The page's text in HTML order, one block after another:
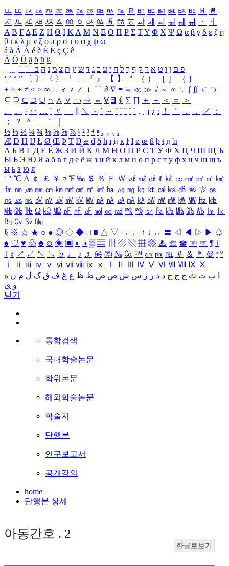
ㅥ ㅦ ㅧ ㅨ ㅩ ㅪ ㅫ ㅬ ㅭ ㅮ ㅯ ㅰ ㅱ ㅲ ㅳ ㅴ ㅵ ㅶ ㅷ ㅸ
ㅹ
ㅺ ㅻ ㅼ ㅽ ㅾ ㅿ ㆀ ㆁ ㆂ ㆃ ㆄ ㆅ ㆆ ㆇ ㆈ ㆉ ㆊ ㆋ ㆌ ㆍ
ㆎ
Α Β ΓΔ Ε Ζ Η Θ Ι ΚΛ Μ Ν Ξ Ο Π Ρ Σ ΤΥ Φ Χ Ψ Ω α β γ δ ε ζ η
θ ι κ λ μ ν ξ ο π ρ σ τ υ φ χ ψ ω
á à Á À é è É È ç Ç ê
Ä Ö Ü ä ö ü ß
ִֶֹ ֻּ ׁׂ פ ם ן ו ט א ר ק ף ך ל ח י ע כ ג ד ש ץ ת צ מ נ ה ב
‘ ’ “ ” 〔 〕 〈 〉 「 」 『 』 【 】 ＂ （ ） ［ ］ ｛ ｝
± × ÷ ≠ ≤ ≥ ∞ ∴ ♂ ♀ ∠ ⊥ ⌒ ∂ ∇ ≡ ≒ ≪ ≫ √ ∽ ∝ ∵ ∫ ∬ ∈ ∋
⊆ ⊇ ⊂ ⊃ ∪ ∩ ∧ ∨ ￢ ⇒ ⇔ ∀ ∃ ∮ ∑ ∏ ＋ － ＜ ＝
＞
、
。 · ‥ … ¨ 〃 ― ＼ ∼ ´ ～ ˇ ˘ ˝ ˚ ˙ ¸ ¡ ¿ ː ！ ＇ ， ． ／
：
；
？ ＾ ｀
½ ⅓ ⅔ ¼ ¾ ⅛ ⅜ ⅝ ⅞ ¹ ² ³ ⁴ ⁿ ₁ ₂ ₃ ₄
Æ Ð Ħ Ĳ Ł Ø Œ Þ Ŧ Ŋ æ đ ð ħ ı ĳ ĸ ŀ ł ø œ ß þ ŧ ŋ ŉ
А Б В Г Д Е Ё Ж З И Й К Л М Н О П Р С Т У Ф Х Ц Ч Ш Щ Ъ
Ы Ь Э Ю Я а б в г д е ё ж з и й к л м н о п р с т у ф х ц ч ш щ ъ
ы ь э ю я
′ ″ ℃ Å ￠ ￡ ￥ ¤ ℉ ‰ ＄ ％ Ｆ ￦ ㎕ ㎖ ㎗ ℓ ㎘ ㏄ ㎣ ㎤ ㎥ ㎦
㎙ ㎚ ㎛ ㎜ ㎝ ㎞ ㎟ ㎠ ㎡ ㎢ ㏊ ㎍ ㎎ ㎏ ㏏ ㎈ ㎉ ㏈ ㎧ ㎨ ㎰
㎱ ㎲ ㎳ ㎴ ㎵ ㎶ ㎷ ㎸ ㎹ ㎀ ㎁ ㎂ ㎃ ㎄ ㎺ ㎻ ㎽ ㎾ ㎿ ㎐ ㎑
㎒ ㎓ ㎔ Ω ㏀ ㏁ ㎊ ㎋ ㎌ ㏖ ㏅ ㎭ ㎮ ㎯ ㏛ ㎩ ㎪ ㎫ ㎬ ㏝ ㏐
㏓
㏃ ㏉ ㏜ ㏆
§ ※ ☆ ★ ○ ● ◎ ◇ ◆ □ ■ △ ▽ → ← ↑ ↓ ↔ 〓 ◁ ◀ ▷ ▶ ♤
♠ ♡ ♥ ♧ ♣ ⊙ ◈ ▣ ◐ ◑ ▒ ▤ ▨ ▧ ▦ ▩ ♨ ☏ ☎ ☜ ☞ ¶ †
‡ ↕ ↗ ↙ ↖ ↘ ♭ ♩ ♪ ♬ ㉿ ㈜ № ㏇ ™ ㏂ ㏘ ℡ ＃ ＆ ＊ ＠ ª º
ⅰ
ⅱ ⅲ ⅳ ⅴ ⅵ ⅶ ⅷ ⅸ ⅹ Ⅳ Ⅴ Ⅵ Ⅶ Ⅷ Ⅸ Ⅹ
ب ت ث ج ح خ د ذ ر ز س ش ص ض ط ظ ع غ ف ق ک ل م ن ه
و ی
닫기
통합검색
국내학술논문
학위논문
해외학술논문
학술지
단행본
연구보고서
공개강의
home
단행본 상세
아동간호 . 2
한글로보기